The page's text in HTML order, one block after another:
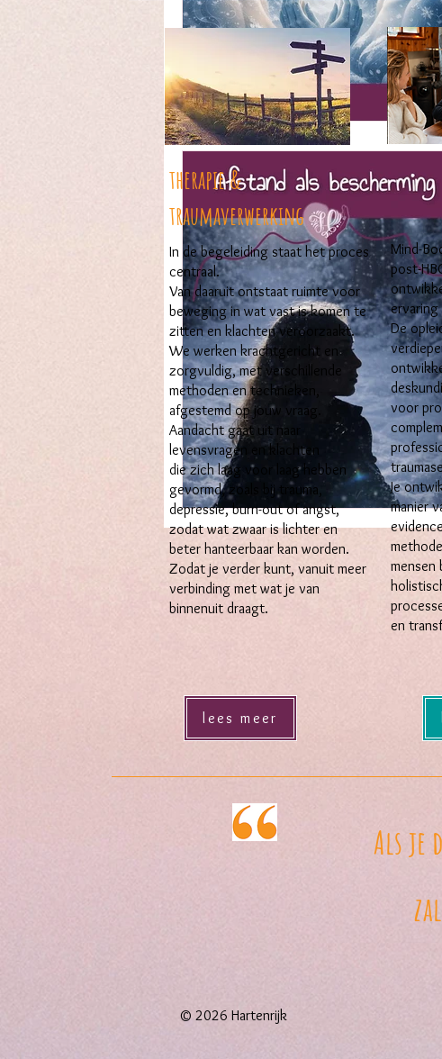
therapie &
traumaverwerking
In de begeleiding staat het proces
centraal.
Van daaruit ontstaat ruimte voor
beweging in wat vast is komen te
zitten en klachten veroorzaakt.
We werken krachtgericht en
zorgvuldig, met verschillende
methoden en technieken,
afgestemd op jouw vraag.
Aandacht gaat uit naar
levensvragen en klachten
die zich laag voor laag hebben
gevormd, zoals bij trauma,
depressie, burn-out of angst,
zodat wat zwaar is lichter en
beter hanteerbaar kan worden.
Zodat je verder kunt, vanuit meer
verbinding met wat je van
binnenuit draagt.
lees meer
Mind-
post-
De
voor
Je
manier
mensen
en
© 2026
Als je